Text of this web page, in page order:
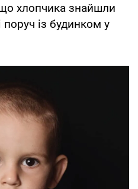
хлопчика знайшли
із будинком у